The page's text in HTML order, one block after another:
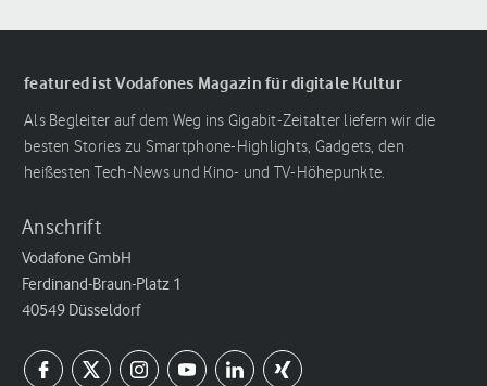
featured ist Vodafones Magazin für digitale Kultur
Als Begleiter auf dem Weg ins Gigabit-Zeitalter liefern wir die
besten Stories zu Smartphone-Highlights, Gadgets, den
heißesten Tech-News und Kino- und TV-Höhepunkte.
Anschrift
Vodafone GmbH
Ferdinand-Braun-Platz 1
40549 Düsseldorf